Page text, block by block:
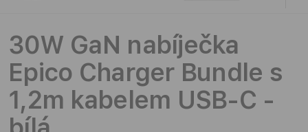
30W GaN nabíječka
Epico Charger Bundle s
1,2m kabelem USB-C -